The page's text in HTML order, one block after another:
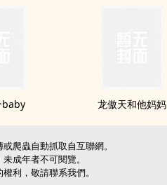
baby 龙傲天和他妈妈
爬蟲自動抓取自互聯網。
成年者不可閱覽。
利，敬請聯系我們。